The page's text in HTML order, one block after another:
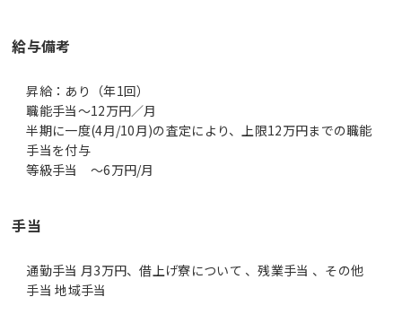
給与備考
昇給：あり（年1回）
職能手当～12万円／月
半期に一度(4月/10月)の査定により、上限12万円までの職能
手当を付与
等級手当 ～6万円/月
手当
通勤手当 月3万円、借上げ寮について 、残業手当 、その他
手当 地域手当